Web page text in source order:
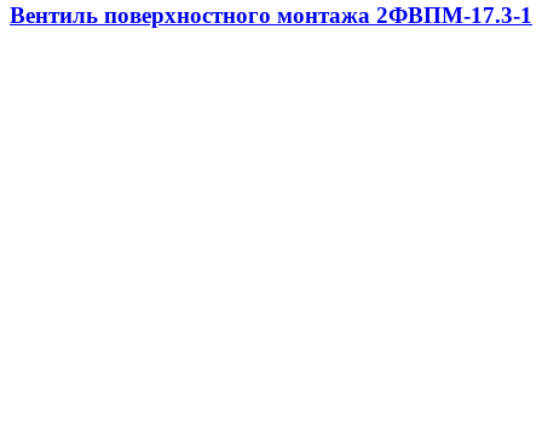
Вентиль поверхностного монтажа 2ФВПМ-17.3-1